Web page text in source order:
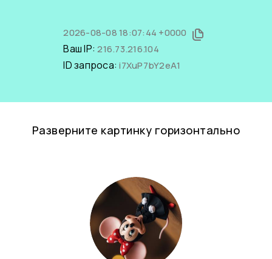
2026-08-08 18:07:44 +0000
Ваш IP:216.73.216.104
ID запроса:i7XuP7bY2eA1
Разверните картинку горизонтально